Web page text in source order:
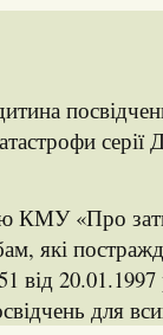
КМУ «Про
які
від
для